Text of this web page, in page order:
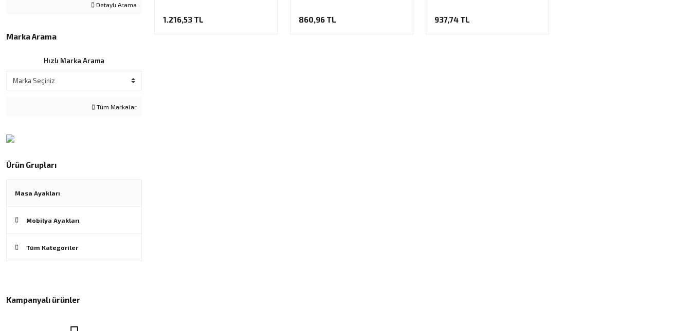
Detaylı Arama
Marka Arama
Hızlı Marka Arama
Tüm Markalar
Ürün Grupları
Masa Ayakları
Mobilya Ayakları
Tüm Kategoriler
Kampanyalı ürünler
1.216,53 TL 860,96 TL 937,74 TL